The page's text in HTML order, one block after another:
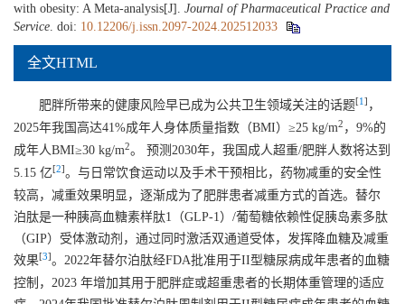
with obesity: A Meta-analysis[J]. Journal of Pharmaceutical Practice and
Service doi: 10.12206/j.issn.2097-2024.202512033
全文HTML
肥胖所带来的健康风险早已成为公共卫生领域关注的话题[1 ] ，
2025年我国高达41%成年人身体质量指数（BMI）≥25 kg/m2 ，9%的
成年人BMI≥30 kg/m2。 预测2030年，我国成人超重/肥胖人数将达到
5.15 亿[2]。与日常饮食运动以及手术干预相比，药物减重的安全性
较高，减重效果明显，逐渐成为了肥胖患者减重方式的首选。替尔
泊肽是一种胰高血糖素样肽1（GLP-1）/葡萄糖依赖性促胰岛素多肽
（GIP）受体激动剂，通过同时激活双通道受体，发挥降血糖及减重
效果[3]。2022年替尔泊肽经FDA批准用于II型糖尿病成年患者的血糖
控制，2023 年增加其用于肥胖症或超重患者的长期体重管理的适应